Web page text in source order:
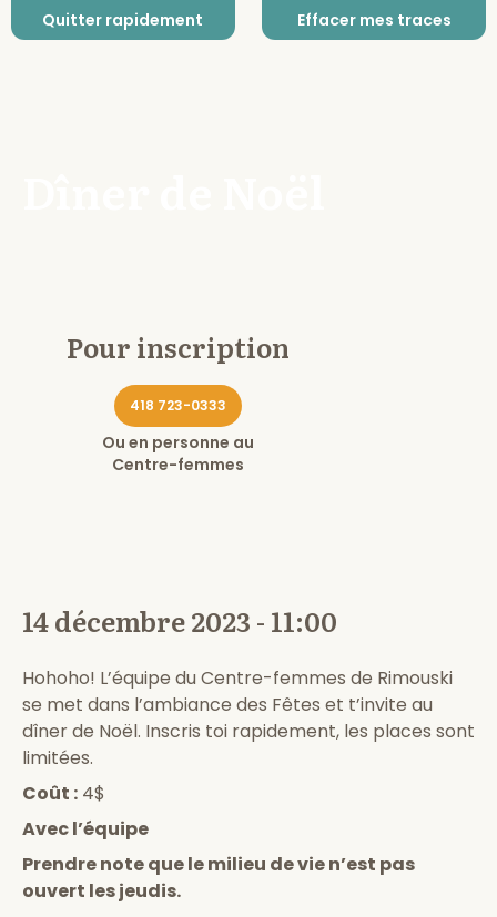
Quitter rapidement Effacer mes traces
Pour inscription
418 723-0333
Ou en personne au
Centre-femmes
14 décembre 2023 - 11:00
Hohoho! L’équipe du Centre-femmes de Rimouski
se met dans l’ambiance des Fêtes et t’invite au
dîner de Noël. Inscris toi rapidement, les places sont
limitées.
Coût : 4$
Avec l’équipe
Prendre note que le milieu de vie n’est pas
ouvert les jeudis.